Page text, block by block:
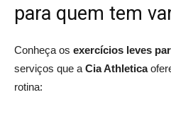
para quem tem
Conheça os exercícios leves
serviços que a Cia Athletica
rotina: